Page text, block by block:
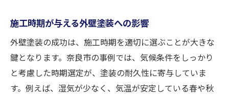
施工時期が与える外壁塗装への影響
外壁塗装の成功は、施工時期を適切に選ぶことが大きな
鍵となります。奈良市の事例では、気候条件をしっかり
と考慮した時期選定が、塗装の耐久性に寄与していま
す。例えば、湿気が少なく、気温が安定している春や秋